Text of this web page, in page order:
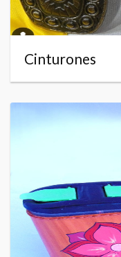
Cinturones